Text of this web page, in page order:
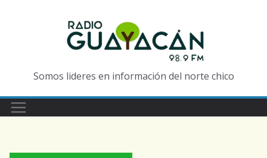
Somos lideres en información del norte chico